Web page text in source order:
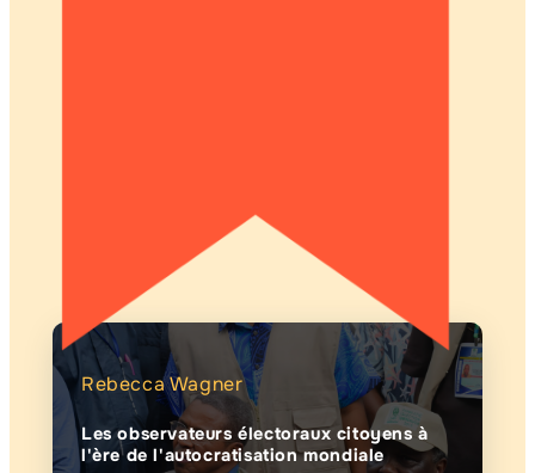
Rebecca Wagner
Les observateurs électoraux citoyens à
l'ère de l'autocratisation mondiale